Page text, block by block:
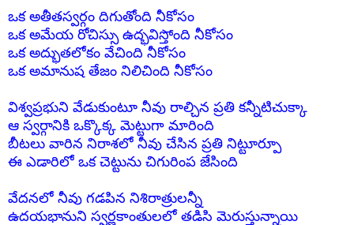
ఒక అతీతస్వర్గం దిగుతోంది నీకోసం
ఒక అమేయ రోచిస్సు ఉద్భవిస్తోంది నీకోసం
ఒక అద్భుతలోకం వేచింది నీకోసం
ఒక అమానుష తేజం నిలిచింది నీకోసం
విశ్వప్రభుని వేడుకుంటూ నీవు రాల్చిన ప్రతి కన్నీటిచుక్కా
ఆ స్వర్గానికి ఒక్కొక్క మెట్టుగా మారింది
బీటలు వారిన నిరాశలో నీవు చేసిన ప్రతి నిట్టూర్పూ
ఈ ఎడారిలో ఒక చెట్టును చిగురింప జేసింది
వేదనలో నీవు గడపిన నిశిరాత్రులన్నీ
ఉదయభానుని స్వర్ణకాంతులలో తడిసి మెరుస్తున్నాయి